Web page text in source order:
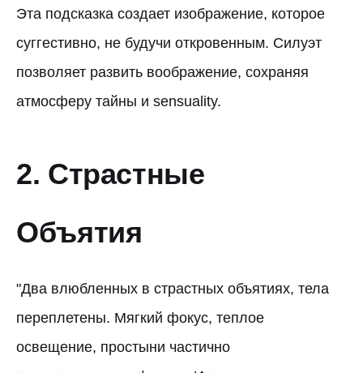
Эта подсказка создает изображение, которое
суггестивно, не будучи откровенным. Силуэт
позволяет развить воображение, сохраняя
атмосферу тайны и sensuality.
2. Страстные
Объятия
"Два влюбленных в страстных объятиях, тела
переплетены. Мягкий фокус, теплое
освещение, простыни частично